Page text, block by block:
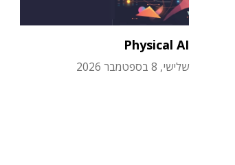
Physical AI
שלישי, 8 בספטמבר 2026